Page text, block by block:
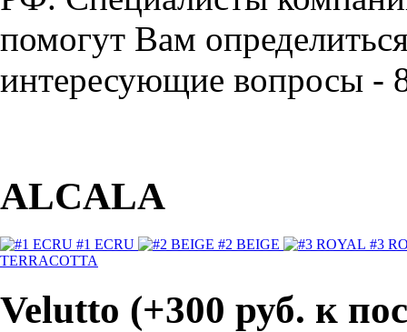
помогут Вам
интересующие вопросы -
ALCALA
#1 ECRU #2 BEIGE
#3
TERRACOTTA
Velutto (+300 руб. к